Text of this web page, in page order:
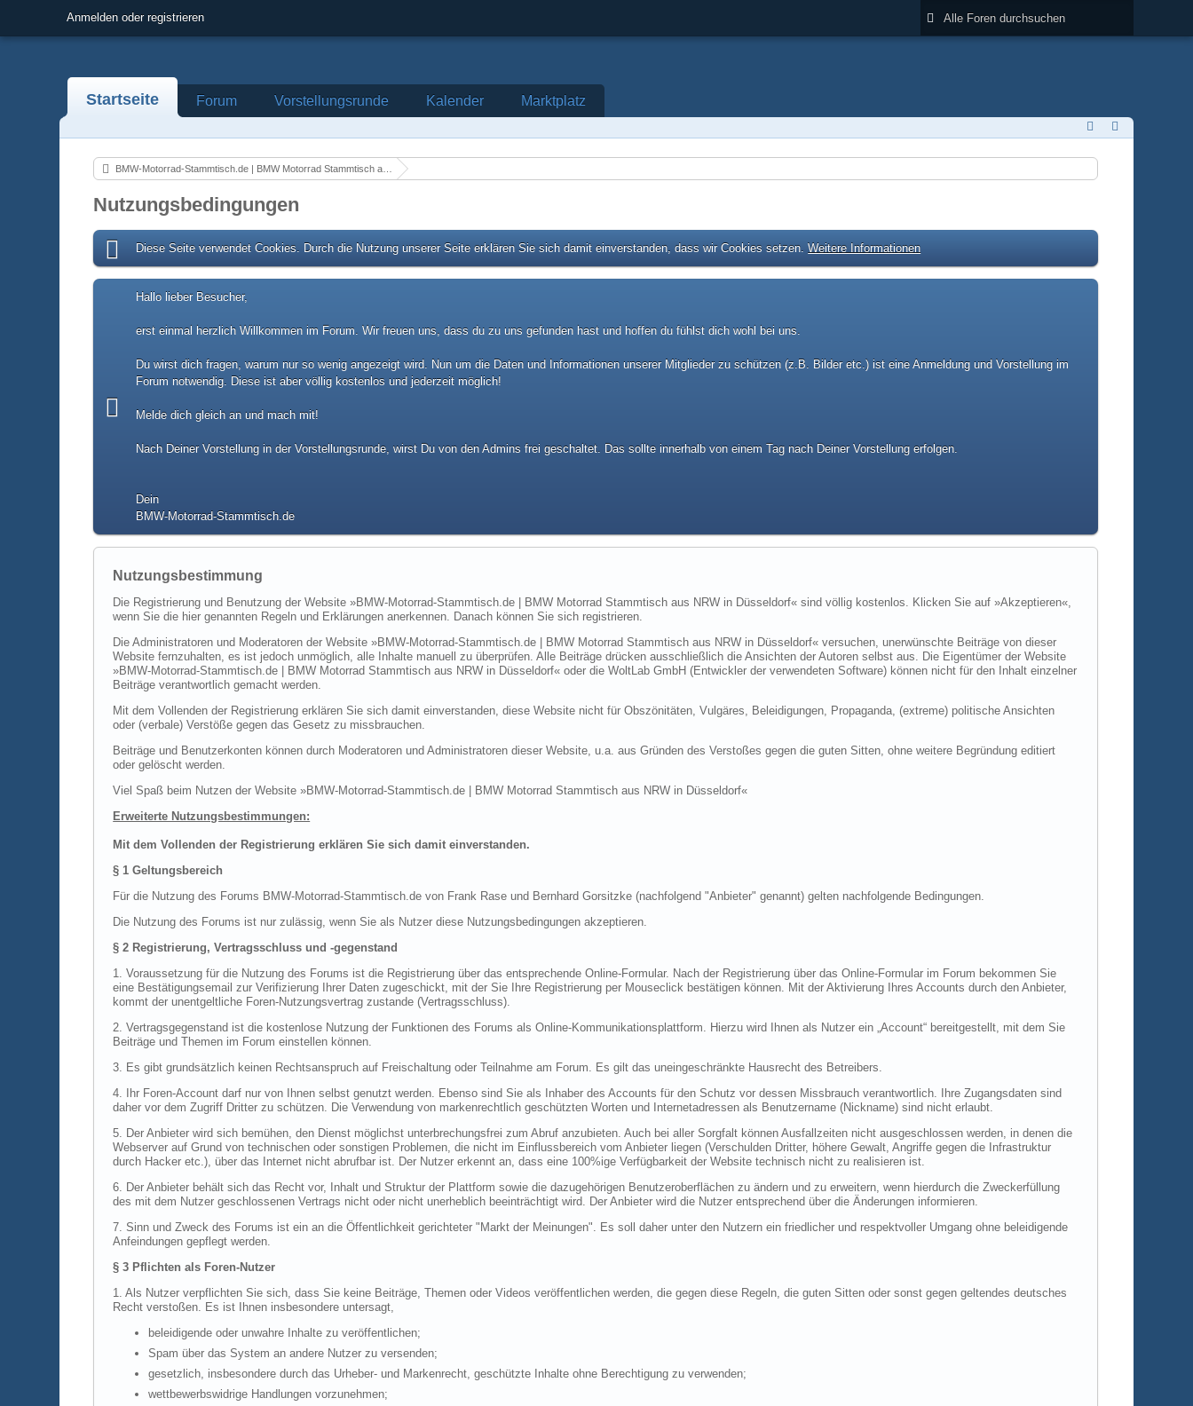
Anmelden oder registrieren
Startseite Forum Vorstellungsrunde Kalender Marktplatz
BMW-Motorrad-Stammtisch.de | BMW Motorrad Stammtisch aus NRW in Düsseldorf
Nutzungsbedingungen
Diese Seite verwendet Cookies. Durch die Nutzung unserer Seite erklären Sie sich damit einverstanden, dass wir Cookies setzen.Weitere Informationen
Hallo lieber Besucher,
erst einmal herzlich Willkommen im Forum. Wir freuen uns, dass du zu uns gefunden hast und hoffen du fühlst dich wohl bei uns.
Du wirst dich fragen, warum nur so wenig angezeigt wird. Nun um die Daten und Informationen unserer Mitglieder zu schützen (z.B. Bilder etc.) ist eine Anmeldung und Vorstellung im
Forum notwendig. Diese ist aber völlig kostenlos und jederzeit möglich!
Melde dich gleich an und mach mit!
Nach Deiner Vorstellung in der Vorstellungsrunde, wirst Du von den Admins frei geschaltet. Das sollte innerhalb von einem Tag nach Deiner Vorstellung erfolgen.
Dein
BMW-Motorrad-Stammtisch.de
Nutzungsbestimmung
Die Registrierung und Benutzung der Website »BMW-Motorrad-Stammtisch.de | BMW Motorrad Stammtisch aus NRW in Düsseldorf« sind völlig kostenlos. Klicken Sie auf »Akzeptieren«,
wenn Sie die hier genannten Regeln und Erklärungen anerkennen. Danach können Sie sich registrieren.
Die Administratoren und Moderatoren der Website »BMW-Motorrad-Stammtisch.de | BMW Motorrad Stammtisch aus NRW in Düsseldorf« versuchen, unerwünschte Beiträge von dieser
Website fernzuhalten, es ist jedoch unmöglich, alle Inhalte manuell zu überprüfen. Alle Beiträge drücken ausschließlich die Ansichten der Autoren selbst aus. Die Eigentümer der Website
»BMW-Motorrad-Stammtisch.de | BMW Motorrad Stammtisch aus NRW in Düsseldorf« oder die WoltLab GmbH (Entwickler der verwendeten Software) können nicht für den Inhalt einzelner
Beiträge verantwortlich gemacht werden.
Mit dem Vollenden der Registrierung erklären Sie sich damit einverstanden, diese Website nicht für Obszönitäten, Vulgäres, Beleidigungen, Propaganda, (extreme) politische Ansichten
oder (verbale) Verstöße gegen das Gesetz zu missbrauchen.
Beiträge und Benutzerkonten können durch Moderatoren und Administratoren dieser Website, u.a. aus Gründen des Verstoßes gegen die guten Sitten, ohne weitere Begründung editiert
oder gelöscht werden.
Viel Spaß beim Nutzen der Website »BMW-Motorrad-Stammtisch.de | BMW Motorrad Stammtisch aus NRW in Düsseldorf«
Erweiterte Nutzungsbestimmungen:
Mit dem Vollenden der Registrierung erklären Sie sich damit einverstanden.
§ 1 Geltungsbereich
Für die Nutzung des Forums BMW-Motorrad-Stammtisch.de von Frank Rase und Bernhard Gorsitzke (nachfolgend "Anbieter" genannt) gelten nachfolgende Bedingungen.
Die Nutzung des Forums ist nur zulässig, wenn Sie als Nutzer diese Nutzungsbedingungen akzeptieren.
§ 2 Registrierung, Vertragsschluss und -gegenstand
1. Voraussetzung für die Nutzung des Forums ist die Registrierung über das entsprechende Online-Formular. Nach der Registrierung über das Online-Formular im Forum bekommen Sie
eine Bestätigungsemail zur Verifizierung Ihrer Daten zugeschickt, mit der Sie Ihre Registrierung per Mouseclick bestätigen können. Mit der Aktivierung Ihres Accounts durch den Anbieter,
kommt der unentgeltliche Foren-Nutzungsvertrag zustande (Vertragsschluss).
2. Vertragsgegenstand ist die kostenlose Nutzung der Funktionen des Forums als Online-Kommunikationsplattform. Hierzu wird Ihnen als Nutzer ein „Account“ bereitgestellt, mit dem Sie
Beiträge und Themen im Forum einstellen können.
3. Es gibt grundsätzlich keinen Rechtsanspruch auf Freischaltung oder Teilnahme am Forum. Es gilt das uneingeschränkte Hausrecht des Betreibers.
4. Ihr Foren-Account darf nur von Ihnen selbst genutzt werden. Ebenso sind Sie als Inhaber des Accounts für den Schutz vor dessen Missbrauch verantwortlich. Ihre Zugangsdaten sind
daher vor dem Zugriff Dritter zu schützen. Die Verwendung von markenrechtlich geschützten Worten und Internetadressen als Benutzername (Nickname) sind nicht erlaubt.
5. Der Anbieter wird sich bemühen, den Dienst möglichst unterbrechungsfrei zum Abruf anzubieten. Auch bei aller Sorgfalt können Ausfallzeiten nicht ausgeschlossen werden, in denen die
Webserver auf Grund von technischen oder sonstigen Problemen, die nicht im Einflussbereich vom Anbieter liegen (Verschulden Dritter, höhere Gewalt, Angriffe gegen die Infrastruktur
durch Hacker etc.), über das Internet nicht abrufbar ist. Der Nutzer erkennt an, dass eine 100%ige Verfügbarkeit der Website technisch nicht zu realisieren ist.
6. Der Anbieter behält sich das Recht vor, Inhalt und Struktur der Plattform sowie die dazugehörigen Benutzeroberflächen zu ändern und zu erweitern, wenn hierdurch die Zweckerfüllung
des mit dem Nutzer geschlossenen Vertrags nicht oder nicht unerheblich beeinträchtigt wird. Der Anbieter wird die Nutzer entsprechend über die Änderungen informieren.
7. Sinn und Zweck des Forums ist ein an die Öffentlichkeit gerichteter "Markt der Meinungen". Es soll daher unter den Nutzern ein friedlicher und respektvoller Umgang ohne beleidigende
Anfeindungen gepflegt werden.
§ 3 Pflichten als Foren-Nutzer
1. Als Nutzer verpflichten Sie sich, dass Sie keine Beiträge, Themen oder Videos veröffentlichen werden, die gegen diese Regeln, die guten Sitten oder sonst gegen geltendes deutsches
Recht verstoßen. Es ist Ihnen insbesondere untersagt,
beleidigende oder unwahre Inhalte zu veröffentlichen;
Spam über das System an andere Nutzer zu versenden;
gesetzlich, insbesondere durch das Urheber- und Markenrecht, geschützte Inhalte ohne Berechtigung zu verwenden;
wettbewerbswidrige Handlungen vorzunehmen;